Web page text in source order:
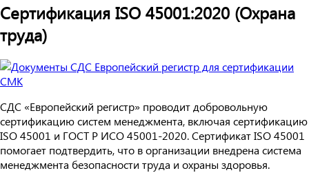
Сертификация ISO 45001:2020 (Охрана
труда)
СДС «Европейский регистр» проводит добровольную
сертификацию систем менеджмента, включая сертификацию
ISO 45001 и ГОСТ Р ИСО 45001-2020. Сертификат ISO 45001
помогает подтвердить, что в организации внедрена система
менеджмента безопасности труда и охраны здоровья.